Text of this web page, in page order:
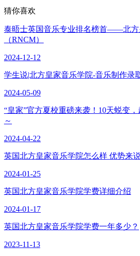
猜你喜欢
泰晤士英国音乐专业排名榜首——北方
（RNCM）
2024-12-12
学生说|北方皇家音乐学院-音乐制作录
2024-05-09
“皇家”官方夏校重磅来袭！10天蜕变
～
2024-04-22
英国北方皇家音乐学院怎么样 优势来
2024-01-25
英国北方皇家音乐学院学费详细介绍
2024-01-17
英国北方皇家音乐学院学费一年多少？
2023-11-13